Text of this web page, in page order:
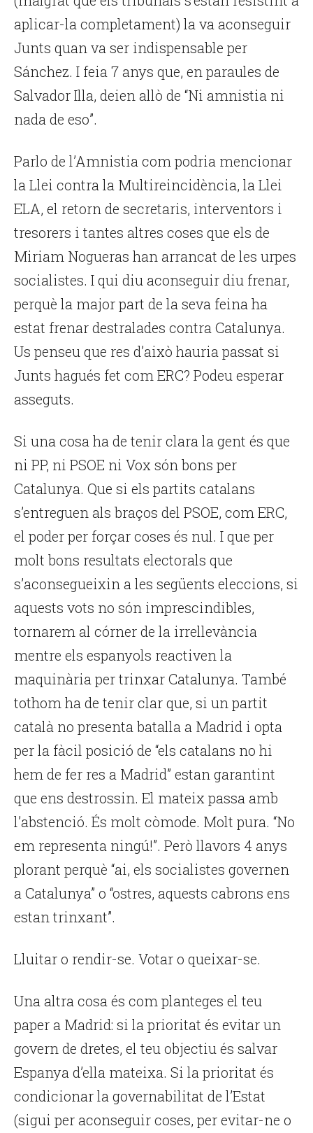
aplicar-la completament) la va aconseguir
Junts quan va ser indispensable per
Sánchez. I feia 7 anys que, en paraules de
Salvador Illa, deien allò de “Ni amnistia ni
nada de eso”.
Parlo de l’Amnistia com podria mencionar
la Llei contra la Multireincidència, la Llei
ELA, el retorn de secretaris, interventors i
tresorers i tantes altres coses que els de
Miriam Nogueras han arrancat de les urpes
socialistes. I qui diu aconseguir diu frenar,
perquè la major part de la seva feina ha
estat frenar destralades contra Catalunya.
Us penseu que res d’això hauria passat si
Junts hagués fet com ERC? Podeu esperar
asseguts.
Si una cosa ha de tenir clara la gent és que
ni PP, ni PSOE ni Vox són bons per
Catalunya. Que si els partits catalans
s’entreguen als braços del PSOE, com ERC,
el poder per forçar coses és nul. I que per
molt bons resultats electorals que
s’aconsegueixin a les següents eleccions, si
aquests vots no són imprescindibles,
tornarem al córner de la irrellevància
mentre els espanyols reactiven la
maquinària per trinxar Catalunya. També
tothom ha de tenir clar que, si un partit
català no presenta batalla a Madrid i opta
per la fàcil posició de “els catalans no hi
hem de fer res a Madrid” estan garantint
que ens destrossin. El mateix passa amb
l’abstenció. És molt còmode. Molt pura. “No
em representa ningú!”. Però llavors 4 anys
plorant perquè “ai, els socialistes governen
a Catalunya” o “ostres, aquests cabrons ens
estan trinxant”.
Lluitar o rendir-se. Votar o queixar-se.
Una altra cosa és com planteges el teu
paper a Madrid: si la prioritat és evitar un
govern de dretes, el teu objectiu és salvar
Espanya d’ella mateixa. Si la prioritat és
condicionar la governabilitat de l’Estat
(sigui per aconseguir coses, per evitar-ne o